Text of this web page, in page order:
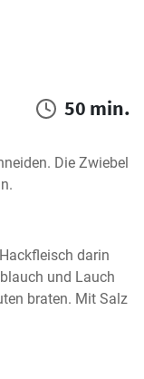
50 min.
Die Zwiebel
darin
und Lauch
braten. Mit Salz